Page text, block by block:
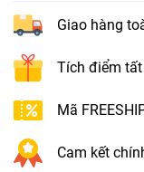
Giao hàng
Tích điểm
Mã
Cam kết